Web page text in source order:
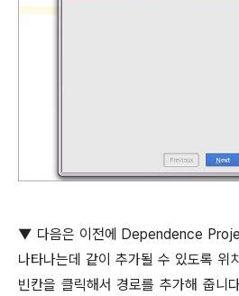
▼ 다음은 이전에 Dependence
나타나는데 같이 추가될 수 있도록 위
빈칸을 클릭해서 경로를 추가해 줍니